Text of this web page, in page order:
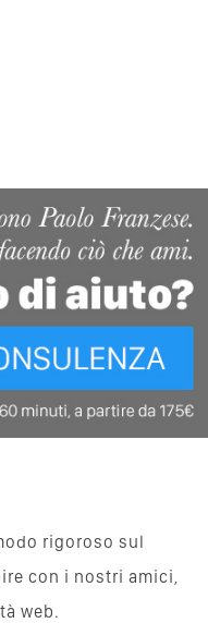
rigoroso sul
con i nostri amici,
web.